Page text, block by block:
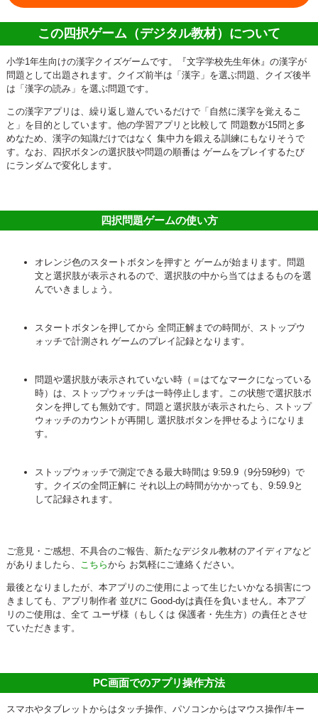
この四択ゲーム（デジタル教材）について
小学1年生向けの漢字クイズゲームです。『文字学校先生年休』の漢字が
問題として出題されます。クイズ前半は「漢字」を選ぶ問題、クイズ後半
は「漢字の読み」を選ぶ問題です。
この漢字アプリは、繰り返し遊んでいるだけで「自然に漢字を覚えるこ
と」を目的としています。他の学習アプリと比較して 問題数が15問と多
めなため、漢字の知識だけではなく 集中力を鍛える訓練にもなりそうで
す。なお、四択ボタンの選択肢や問題の順番は ゲームをプレイするたび
にランダムで変化します。
四択問題ゲームの使い方
オレンジ色のスタートボタンを押すと ゲームが始まります。問題
文と選択肢が表示されるので、選択肢の中から当てはまるものを選
んでいきましょう。
スタートボタンを押してから 全問正解までの時間が、ストップウ
ォッチで計測され ゲームのプレイ記録となります。
問題や選択肢が表示されていない時（＝はてなマークになっている
時）は、ストップウォッチは一時停止します。この状態で選択肢ボ
タンを押しても無効です。問題と選択肢が表示されたら、ストップ
ウォッチのカウントが再開し 選択肢ボタンを押せるようになりま
す。
ストップウォッチで測定できる最大時間は 9:59.9（9分59秒9）で
す。クイズの全問正解に それ以上の時間がかかっても、9:59.9と
して記録されます。
ご意見・ご感想、不具合のご報告、新たなデジタル教材のアイディアなど
がありましたら、
こちらから お気軽にご連絡ください。
最後となりましたが、本アプリのご使用によって生じたいかなる損害につ
きましても、アプリ制作者 並びに Good-dyは責任を負いません。本アプ
リのご使用は、全て ユーザ様（もしくは 保護者・先生方）の責任とさせ
ていただきます。
PC画面でのアプリ操作方法
スマホやタブレットからはタッチ操作、パソコンからはマウス操作/キー